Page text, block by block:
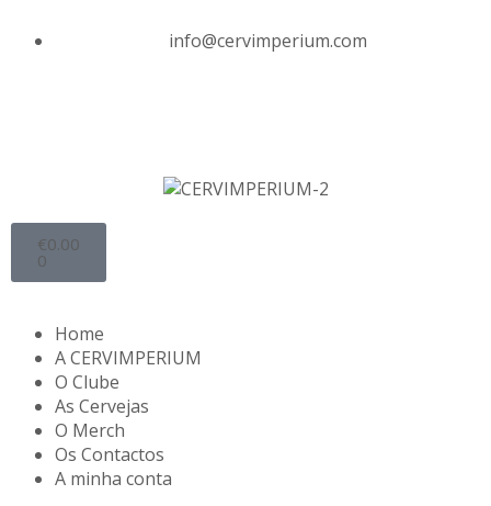
info@cervimperium.com
€0.00
0
Home
A CERVIMPERIUM
O Clube
As Cervejas
O Merch
Os Contactos
A minha conta